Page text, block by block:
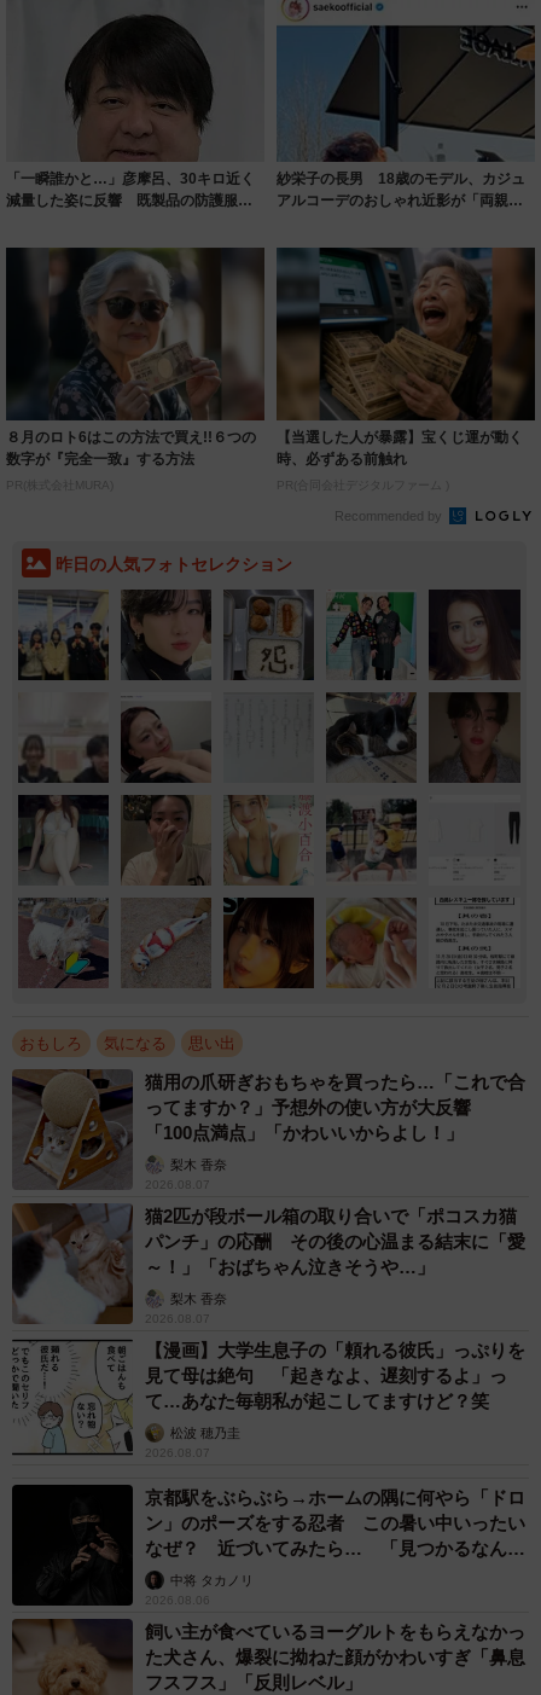
「一瞬誰かと…」彦摩呂、30キロ近く
減量した姿に反響 既製品の防護服が
紗栄子の長男 18歳のモデル、カジュ
アルコーデのおしゃれ近影が「両親の
８月のロト6はこの方法で買え!!６つの
数字が『完全一致』する方法
PR(株式会社MURA)
【当選した人が暴露】宝くじ運が動く
時、必ずある前触れ
PR(合同会社デジタルファーム )
Recommended by
昨日の人気フォトセレクション
おもしろ 気になる 思い出
猫用の爪研ぎおもちゃを買ったら…「これで合
ってますか？」予想外の使い方が大反響
「100点満点」「かわいいからよし！」
梨木 香奈
2026.08.07
猫2匹が段ボール箱の取り合いで「ポコスカ猫
パンチ」の応酬 その後の心温まる結末に「愛
～！」「おばちゃん泣きそうや…」
梨木 香奈
2026.08.07
【漫画】大学生息子の「頼れる彼氏」っぷりを
見て母は絶句 「起きなよ、遅刻するよ」っ
て…あなた毎朝私が起こしてますけど？笑
松波 穂乃圭
2026.08.07
京都駅をぶらぶら→ホームの隅に何やら「ドロ
ン」のポーズをする忍者 この暑い中いったい
なぜ？ 近づいてみたら… 「見つかるなんて
未熟」中将 タカノリ
2026.08.06
飼い主が食べているヨーグルトをもらえなかっ
た犬さん、爆裂に拗ねた顔がかわいすぎ「鼻息
フスフス」「反則レベル」